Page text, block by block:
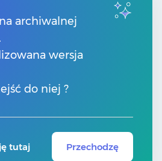
archiwalnej
wersja
do niej ?
tutaj Przechodzę